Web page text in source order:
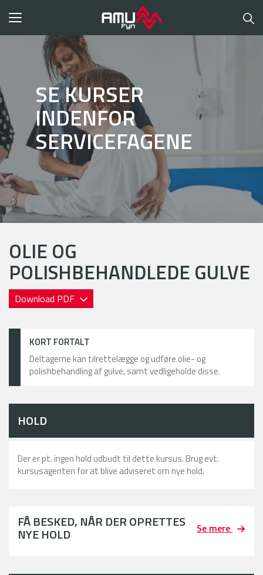
Toggle
SE KURSER
INDENFOR
SERVICEFAGENE
OLIE OG
POLISHBEHANDLEDE GULVE
Download PDF
KORT FORTALT
Deltagerne kan tilrettelægge og udføre olie- og
polishbehandling af gulve, samt vedligeholde disse.
HOLD
Der er pt. ingen hold udbudt til dette kursus. Brug evt.
kursusagenten for at blive adviseret om nye hold.
FÅ BESKED, NÅR DER OPRETTES
NYE HOLD Se mere